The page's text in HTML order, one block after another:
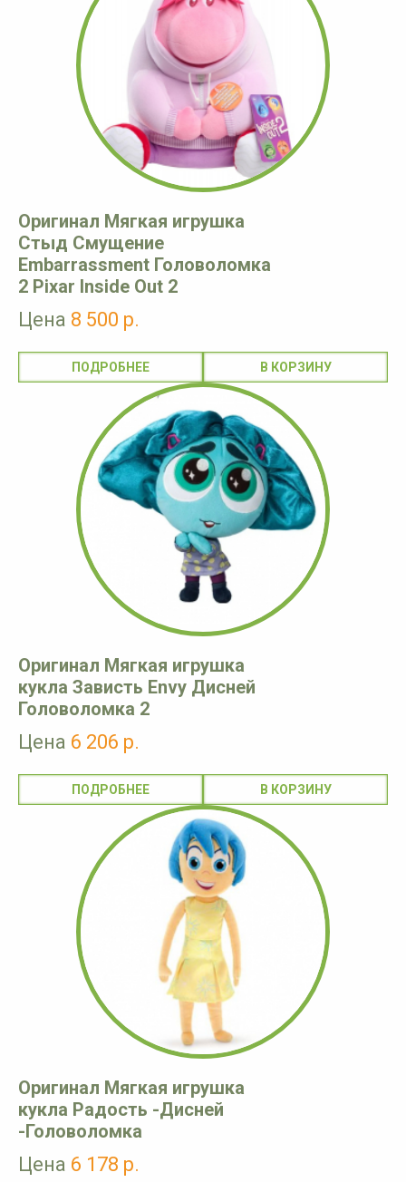
Оригинал Мягкая игрушка
Стыд Смущение
Embarrassment Головоломка
2 Pixar Inside Out 2
Цена 8 500 р.
ПОДРОБНЕЕ
Оригинал Мягкая игрушка
кукла Зависть Envy Дисней
Головоломка 2
Цена 6 206 р.
ПОДРОБНЕЕ
Оригинал Мягкая игрушка
кукла Радость -Дисней
-Головоломка
Цена 6 178 р.